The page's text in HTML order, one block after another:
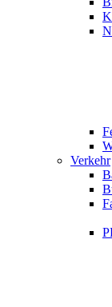
Verkehr